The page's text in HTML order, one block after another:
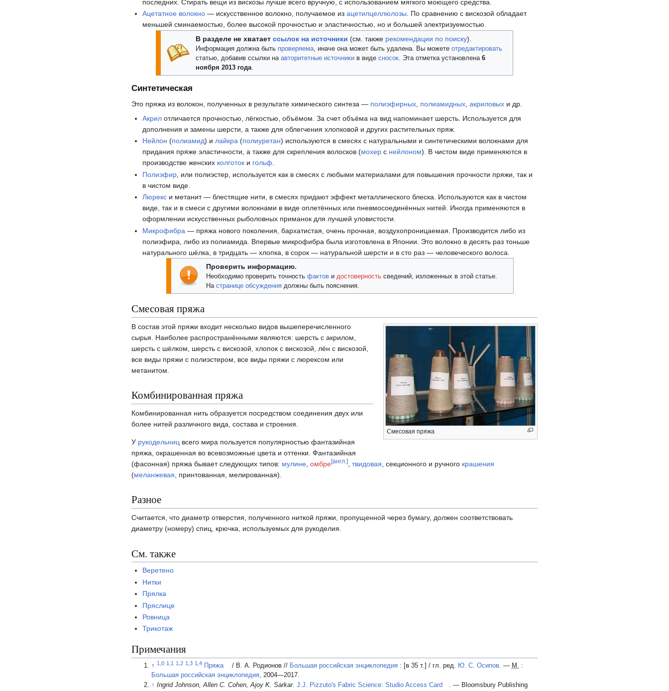
последних. Стирать вещи из вискозы лучше всего вручную, с использованием мягкого моющего средства.
Ацетатное волокно — искусственное волокно, получаемое изацетилцеллюлозы . По сравнению с вискозой обладает
меньшей сминаемостью, более высокой прочностью и эластичностью, но и большей электризуемостью.
В разделе не хватает ссылок на источники (см. также рекомендации по поиску).
Информация должна быть проверяема, иначе она может быть удалена. Вы можете отредактировать
статью, добавив ссылки на авторитетные источникив виде сносок. Эта отметка установлена 6
ноября 2013 года.
Синтетическая
Это пряжа из волокон, полученных в результате химического синтеза — полиэфирных полиамидных акриловых и др.
Акрил отличается прочностью, лёгкостью, объёмом. За счет объёма на вид напоминает шерсть. Используется для
дополнения и замены шерсти, а также для облегчения хлопковой и других растительных пряж.
Нейлон (полиамид) илайкра (полиуретан) используются в смесях с натуральными и синтетическими волокнами для
придания пряже эластичности, а также для скрепления волосков (мохер с нейлоном). В чистом виде применяются в
производстве женских колготок и гольф.
Полиэфир , или полиэстер, используется как в смесях с любыми материалами для повышения прочности пряжи, так и
в чистом виде.
Люрекс и метанит — блестящие нити, в смесях придают эффект металлического блеска. Используются как в чистом
виде, так и в смеси с другими волокнами в виде оплетённых или пневмосоединённых нитей. Иногда применяются в
оформлении искусственных рыболовных приманок для лучшей уловистости.
Микрофибра — пряжа нового поколения, бархатистая, очень прочная, воздухопроницаемая. Производится либо из
полиэфира, либо из полиамида. Впервые микрофибра была изготовлена в Японии. Это волокно в десять раз тоньше
натурального шёлка, в тридцать — хлопка, в сорок — натуральной шерсти и в сто раз — человеческого волоса.
Проверить информацию.
Необходимо проверить точность фактов и достоверность сведений, изложенных в этой статье.
На странице обсуждения должны быть пояснения.
Смесовая пряжа
Смесовая пряжа
В состав этой пряжи входит несколько видов вышеперечисленного
сырья. Наиболее распространёнными являются: шерсть с акрилом,
шерсть с шёлком, шерсть с вискозой, хлопок с вискозой, лён с вискозой,
все виды пряжи с полиэстером, все виды пряжи с люрексом или
метанитом.
Комбинированная пряжа
Комбинированная нить образуется посредством соединения двух или
более нитей различного вида, состава и строения.
У рукодельниц всего мира пользуется популярностью фантазийная
пряжа, окрашенная во всевозможные цвета и оттенки. Фантазийная
(фасонная) пряжа бывает следующих типов: мулине омбре[англ.] твидовая , секционного и ручного крашения
(меланжевая , принтованная, мелированная).
Разное
Считается, что диаметр отверстия, полученного ниткой пряжи, пропущенной через бумагу, должен соответствовать
диаметру (номеру) спиц, крючка, используемых для рукоделия.
См. также
Веретено
Нитки
Прялка
Пряслице
Ровница
Трикотаж
Примечания
↑1,0 1,1 1,2 1,3 1,4 Пряжа / В. А. Родионов // Большая российская энциклопедия: [в 35 т.] / гл. ред. Ю. С. Осипов. — М. :
Большая российская энциклопедия, 2004—2017.
↑ Ingrid Johnson, Allen C. Cohen, Ajoy K. Sarkar. J.J. Pizzuto's Fabric Science: Studio Access Card . — Bloomsbury Publishing